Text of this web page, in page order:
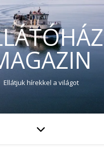
Ellátjuk hírekkel a világot